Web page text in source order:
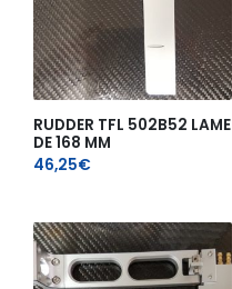
RUDDER TFL 502B52 LAME
DE 168 MM
46,25€